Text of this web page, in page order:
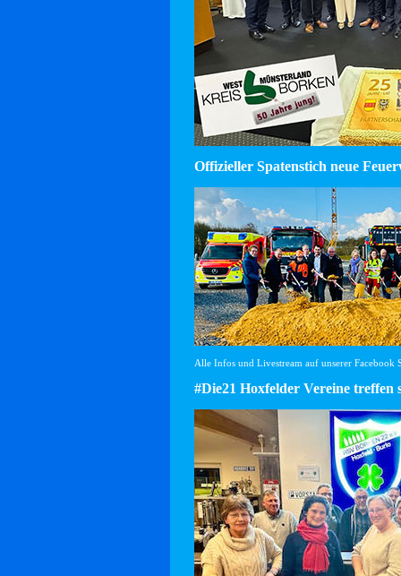
Offizieller Spatenstich neue
Alle Infos und Livestream auf unserer Facebook
#Die21 Hoxfelder Vereine treffen